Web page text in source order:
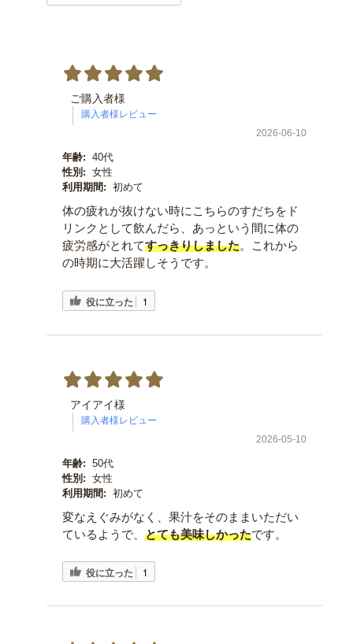
ご購入者様
2026-06-10
年齢: 40代
性別: 女性
利用期間: 初めて
体の疲れが抜けない時にこちらのすだちをド
リンクとして飲んだら、あっという間に体の
疲労感がとれてすっきりしました。これから
の時期に大活躍しそうです。
役に立った 1
アイアイ様
2026-05-10
年齢: 50代
性別: 女性
利用期間: 初めて
変なえぐみがなく、果汁をそのままいただい
ているようで、 とても美味しかったです。
役に立った 1